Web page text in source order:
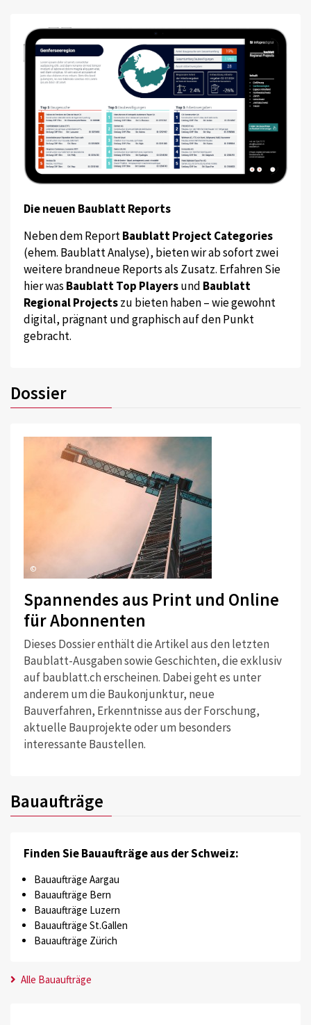
Die neuen Baublatt Reports
Neben dem ReportBaublatt Project Categories
(ehem. Baublatt Analyse), bieten wir ab sofort zwei
weitere brandneue Reports als Zusatz. Erfahren Sie
hier was Baublatt Top Playersund Baublatt
Regional Projectszu bieten haben – wie gewohnt
digital, prägnant und graphisch auf den Punkt
gebracht.
Dossier
©
Spannendes aus Print und Online
für Abonnenten
Dieses Dossier enthält die Artikel aus den letzten
Baublatt-Ausgaben sowie Geschichten, die exklusiv
auf baublatt.ch erscheinen. Dabei geht es unter
anderem um die Baukonjunktur, neue
Bauverfahren, Erkenntnisse aus der Forschung,
aktuelle Bauprojekte oder um besonders
interessante Baustellen.
Bauaufträge
Finden Sie Bauaufträge aus der Schweiz:
Bauaufträge Aargau
Bauaufträge Bern
Bauaufträge Luzern
Bauaufträge St.Gallen
Bauaufträge Zürich
Alle Bauaufträge